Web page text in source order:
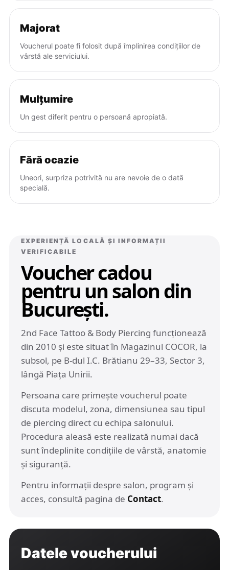
Majorat
Voucherul poate fi folosit după împlinirea condițiilor de
vârstă ale serviciului.
Mulțumire
Un gest diferit pentru o persoană apropiată.
Fără ocazie
Uneori, surpriza potrivită nu are nevoie de o dată
specială.
EXPERIENȚĂ LOCALĂ ȘI INFORMAȚII
VERIFICABILE
Voucher cadou
pentru un salon din
București.
2nd Face Tattoo & Body Piercing funcționează
din 2010 și este situat în Magazinul COCOR, la
subsol, pe B-dul I.C. Brătianu 29–33, Sector 3,
lângă Piața Unirii.
Persoana care primește voucherul poate
discuta modelul, zona, dimensiunea sau tipul
de piercing direct cu echipa salonului.
Procedura aleasă este realizată numai dacă
sunt îndeplinite condițiile de vârstă, anatomie
și siguranță.
Pentru informații despre salon, program și
acces, consultă pagina de Contact.
Datele voucherului